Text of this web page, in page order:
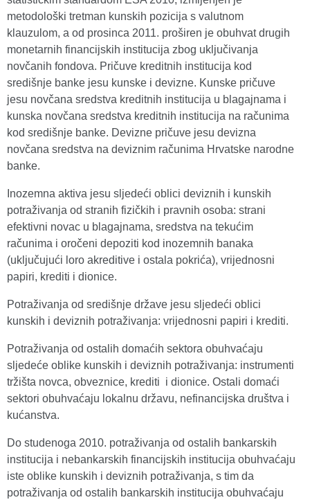
metodološki tretman kunskih pozicija s valutnom
klauzulom, a od prosinca 2011. proširen je obuhvat drugih
monetarnih financijskih institucija zbog uključivanja
novčanih fondova. Pričuve kreditnih institucija kod
središnje banke jesu kunske i devizne. Kunske pričuve
jesu novčana sredstva kreditnih institucija u blagajnama i
kunska novčana sredstva kreditnih institucija na računima
kod središnje banke. Devizne pričuve jesu devizna
novčana sredstva na deviznim računima Hrvatske narodne
banke.
Inozemna aktiva jesu sljedeći oblici deviznih i kunskih
potraživanja od stranih fizičkih i pravnih osoba: strani
efektivni novac u blagajnama, sredstva na tekućim
računima i oročeni depoziti kod inozemnih banaka
(uključujući loro akreditive i ostala pokrića), vrijednosni
papiri, krediti i dionice.
Potraživanja od središnje države jesu sljedeći oblici
kunskih i deviznih potraživanja: vrijednosni papiri i krediti.
Potraživanja od ostalih domaćih sektora obuhvaćaju
sljedeće oblike kunskih i deviznih potraživanja: instrumenti
tržišta novca, obveznice, krediti i dionice. Ostali domaći
sektori obuhvaćaju lokalnu državu, nefinancijska društva i
kućanstva.
Do studenoga 2010. potraživanja od ostalih bankarskih
institucija i nebankarskih financijskih institucija obuhvaćaju
iste oblike kunskih i deviznih potraživanja, s tim da
potraživanja od ostalih bankarskih institucija obuhvaćaju